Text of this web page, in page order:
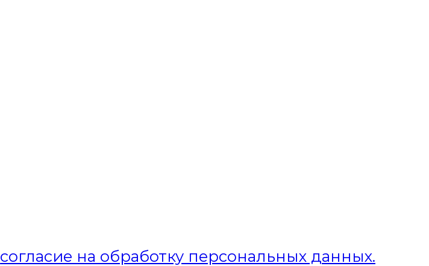
согласие на обработку персональных данных.